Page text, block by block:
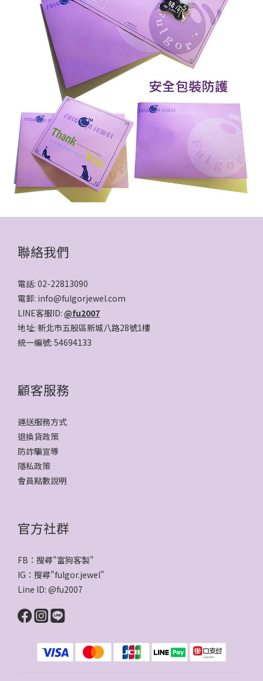
聯絡我們
電話: 02-22813090
電郵: info@fulgorjewel.com
LINE客服ID: @fu2007
地址: 新北市五股區新城八路28號1樓
統一編號: 54694133
顧客服務
運送服務方式
退換貨政策
防詐騙宣導
隱私政策
會員點數說明
官方社群
FB：搜尋"富狗客製"
IG：搜尋"fulgor.jewel"
Line ID: @fu2007